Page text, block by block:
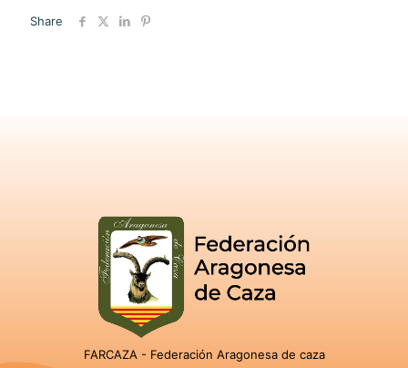
Share
FARCAZA - Federación Aragonesa de caza